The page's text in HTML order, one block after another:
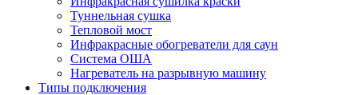
Туннельная сушка
Тепловой мост
Инфракрасные обогреватели для саун
Система ОША
Нагреватель на разрывную машину
Типы подключения